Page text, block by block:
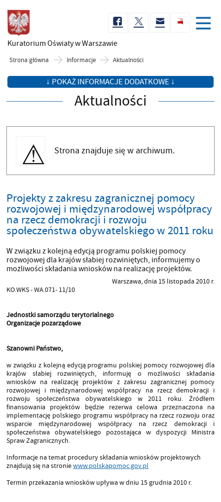
Kuratorium Oświatyw Warszawie
Strona główna Informacje Aktualności
↓ POKAŻ INFORMACJE DODATKOWE ↓
Aktualności
Strona znajduje się w archiwum.
Projekty z zakresu zagranicznej pomocy
rozwojowej i międzynarodowej współpracy
na rzecz demokracji i rozwoju
społeczeństwa obywatelskiego w 2011 roku
W związku z kolejną edycją programu polskiej pomocy
rozwojowej dla krajów słabiej rozwiniętych, informujemy o
możliwości składania wniosków na realizację projektów.
Warszawa, dnia 15 listopada 2010 r.
KO.WKS - WA.071- 11/10
Jednostki samorządu terytorialnego
Organizacje pozarządowe
Szanowni Państwo,
w związku z kolejną edycją programu polskiej pomocy rozwojowej dla
krajów słabiej rozwiniętych, informuję o możliwości składania
wniosków na realizację projektów z zakresu zagranicznej pomocy
rozwojowej i międzynarodowej współpracy na rzecz demokracji i
rozwoju społeczeństwa obywatelskiego w 2011 roku. Źródłem
finansowania projektów będzie rezerwa celowa przeznaczona na
implementację polskiego programu współpracy na rzecz rozwoju oraz
wsparcie międzynarodowej współpracy na rzecz demokracji i
społeczeństwa obywatelskiego pozostająca w dyspozycji Ministra
Spraw Zagranicznych.
Informacje na temat procedury składania wniosków projektowych
znajdują się na stroniewww.polskapomoc.gov.pl
Termin przekazania wniosków upływa w dniu 15 grudnia 2010 r.